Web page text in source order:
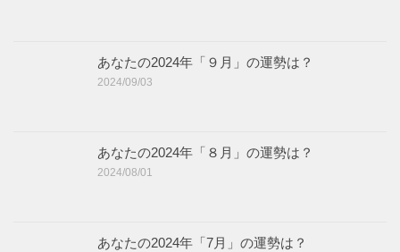
あなたの2024年「９月」の運勢は？
2024/09/03
あなたの2024年「８月」の運勢は？
2024/08/01
あなたの2024年「7月」の運勢は？